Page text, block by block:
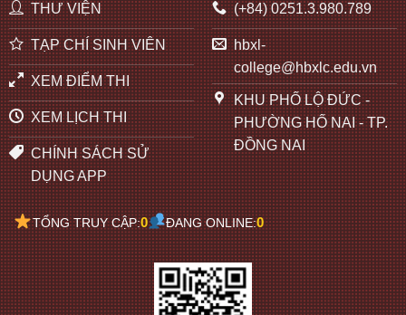
THƯ VIỆN
TẠP CHÍ SINH VIÊN
XEM ĐIỂM THI
XEM LỊCH THI
CHÍNH SÁCH SỬ
DỤNG APP
(+84) 0251.3.980.789
hbxl-
college@hbxlc.edu.vn
KHU PHỐ LỘ ĐỨC -
PHƯỜNG HỐ NAI - TP.
ĐỒNG NAI
TỔNG TRUY CẬP:0 ĐANG ONLINE:0